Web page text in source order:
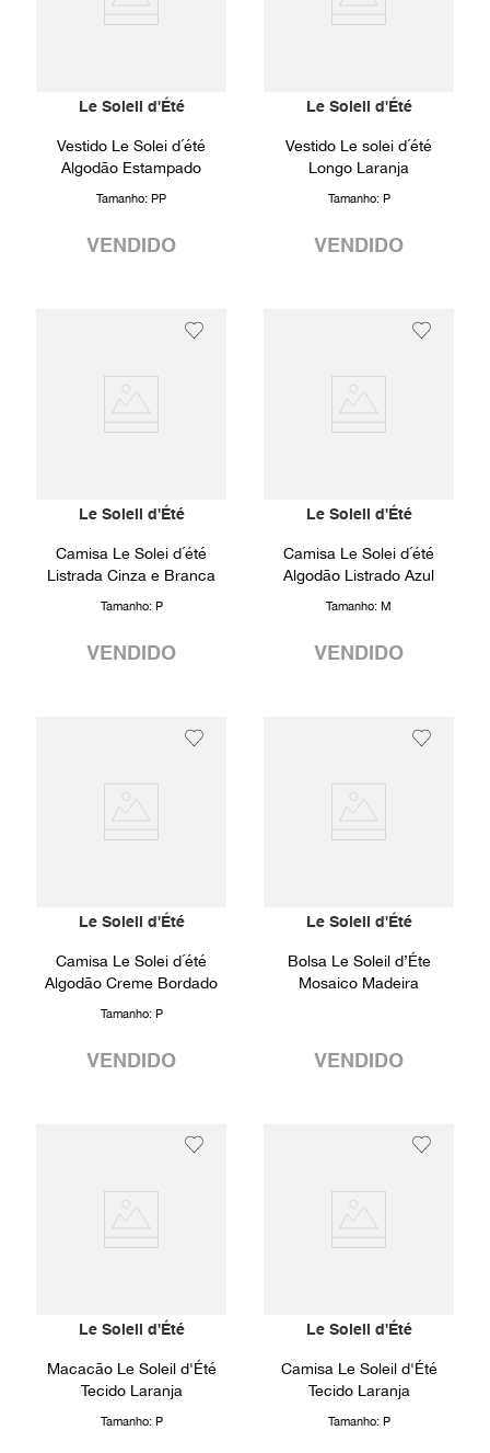
Le Soleil d'Été
Vestido Le Solei d´été
Algodão Estampado
Tamanho: PP
VENDIDO
Le Soleil d'Été
Vestido Le solei d´été
Longo Laranja
Tamanho: P
VENDIDO
Le Soleil d'Été
Camisa Le Solei d´été
Listrada Cinza e Branca
Tamanho: P
VENDIDO
Le Soleil d'Été
Camisa Le Solei d´été
Algodão Listrado Azul
Tamanho: M
VENDIDO
Le Soleil d'Été
Camisa Le Solei d´été
Algodão Creme Bordado
Tamanho: P
VENDIDO
Le Soleil d'Été
Bolsa Le Soleil d’Éte
Mosaico Madeira
VENDIDO
Le Soleil d'Été
Macacão Le Soleil d'Été
Tecido Laranja
Tamanho: P
Le Soleil d'Été
Camisa Le Soleil d'Été
Tecido Laranja
Tamanho: P